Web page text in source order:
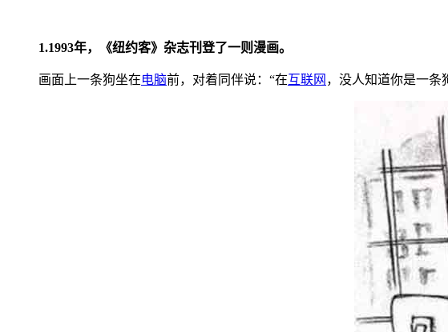
1.1993年，《纽约客》杂志刊登了一则漫画。
画面上一条狗坐在电脑前，对着同伴说：“在互联网 ，没人知道你是一条